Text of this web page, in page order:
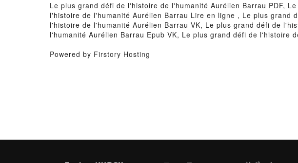
Le plus grand défi de l'histoire de l'humanité Aurélien Barrau PDF,
l'histoire de l'humanité Aurélien Barrau Lire en ligne , Le plus
l'histoire de l'humanité Aurélien Barrau VK, Le plus grand défi de
l'humanité Aurélien Barrau Epub VK, Le plus grand défi de l'histoire
Powered by Firstory Hosting